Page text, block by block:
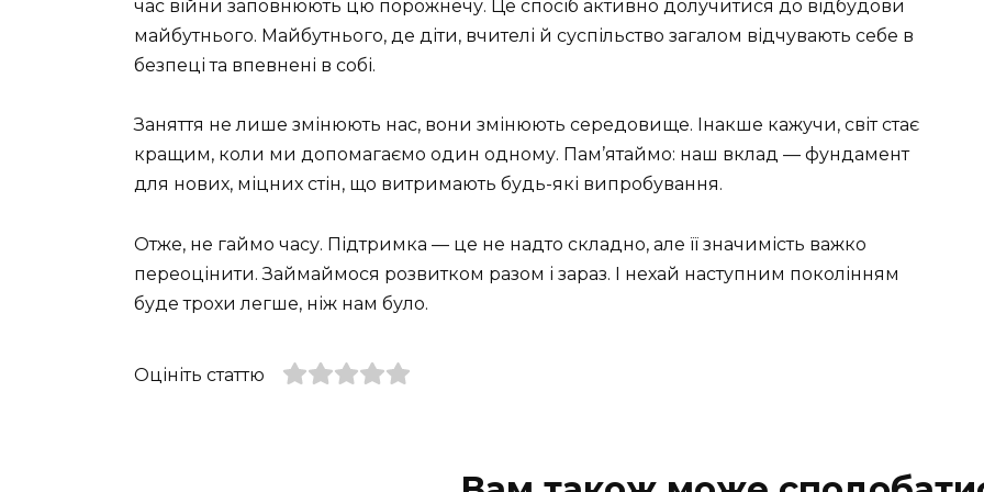
час війни заповнюють цю порожнечу. Це спосіб активно долучитися до відбудови
майбутнього. Майбутнього, де діти, вчителі й суспільство загалом відчувають себе в
безпеці та впевнені в собі.
Заняття не лише змінюють нас, вони змінюють середовище. Інакше кажучи, світ стає
кращим, коли ми допомагаємо один одному. Пам’ятаймо: наш вклад — фундамент
для нових, міцних стін, що витримають будь-які випробування.
Отже, не гаймо часу. Підтримка — це не надто складно, але її значимість важко
переоцінити. Займаймося розвитком разом і зараз. І нехай наступним поколінням
буде трохи легше, ніж нам було.
Оцініть статтю